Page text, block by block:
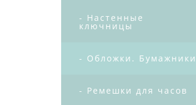
- Настенные
ключницы
- Обложки. Бумажники
- Ремешки для часов